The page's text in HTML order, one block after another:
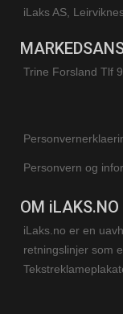
iLaks AS,
Trine Forsland Tlf
Personvern og
OM iLAKS.NO
iLaks.no er en
retningslinjer som